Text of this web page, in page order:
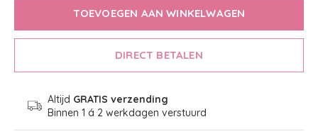
TOEVOEGEN AAN WINKELWAGEN
DIRECT BETALEN
Altijd GRATIS verzending
Binnen 1 á 2 werkdagen verstuurd